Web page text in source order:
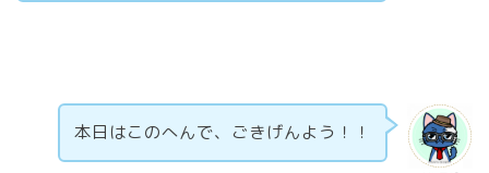
本日はこのへんで、ごきげんよう！！